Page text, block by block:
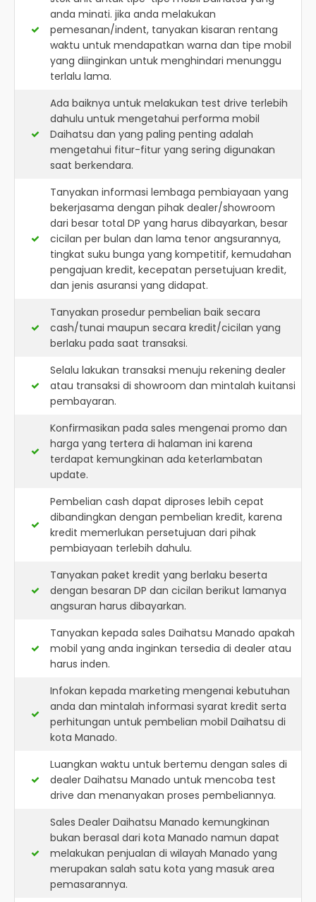
anda minati. jika anda melakukan
pemesanan/indent, tanyakan kisaran rentang
waktu untuk mendapatkan warna dan tipe mobil
yang diinginkan untuk menghindari menunggu
terlalu lama.
Ada baiknya untuk melakukan test drive terlebih
dahulu untuk mengetahui performa mobil
Daihatsu dan yang paling penting adalah
mengetahui fitur-fitur yang sering digunakan
saat berkendara.
Tanyakan informasi lembaga pembiayaan yang
bekerjasama dengan pihak dealer/showroom
dari besar total DP yang harus dibayarkan, besar
cicilan per bulan dan lama tenor angsurannya,
tingkat suku bunga yang kompetitif, kemudahan
pengajuan kredit, kecepatan persetujuan kredit,
dan jenis asuransi yang didapat.
Tanyakan prosedur pembelian baik secara
cash/tunai maupun secara kredit/cicilan yang
berlaku pada saat transaksi.
Selalu lakukan transaksi menuju rekening dealer
atau transaksi di showroom dan mintalah kuitansi
pembayaran.
Konfirmasikan pada sales mengenai promo dan
harga yang tertera di halaman ini karena
terdapat kemungkinan ada keterlambatan
update.
Pembelian cash dapat diproses lebih cepat
dibandingkan dengan pembelian kredit, karena
kredit memerlukan persetujuan dari pihak
pembiayaan terlebih dahulu.
Tanyakan paket kredit yang berlaku beserta
dengan besaran DP dan cicilan berikut lamanya
angsuran harus dibayarkan.
Tanyakan kepada sales Daihatsu Manado apakah
mobil yang anda inginkan tersedia di dealer atau
harus inden.
Infokan kepada marketing mengenai kebutuhan
anda dan mintalah informasi syarat kredit serta
perhitungan untuk pembelian mobil Daihatsu di
kota Manado.
Luangkan waktu untuk bertemu dengan sales di
dealer Daihatsu Manado untuk mencoba test
drive dan menanyakan proses pembeliannya.
Sales Dealer Daihatsu Manado kemungkinan
bukan berasal dari kota Manado namun dapat
melakukan penjualan di wilayah Manado yang
merupakan salah satu kota yang masuk area
pemasarannya.